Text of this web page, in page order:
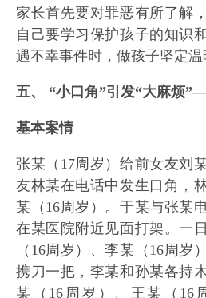
家长首先要对罪恶有所了解
自己要学习保护孩子的知识
遇不幸事件时，做孩子坚定温
五、 “小口角”引发“大麻烦
基本案情
张某（17周岁）给前女友刘
友林某在电话中发生口角，
某（16周岁）。于某与张某
在某医院附近见面打架。一
（16周岁）、李某（16周岁
携刀一把，李某和孙某各持
某（16周岁）、王某（16